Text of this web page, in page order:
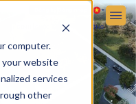
computer.
your website
services
other
CUỘC SỐNG HỌC ĐƯỜNG